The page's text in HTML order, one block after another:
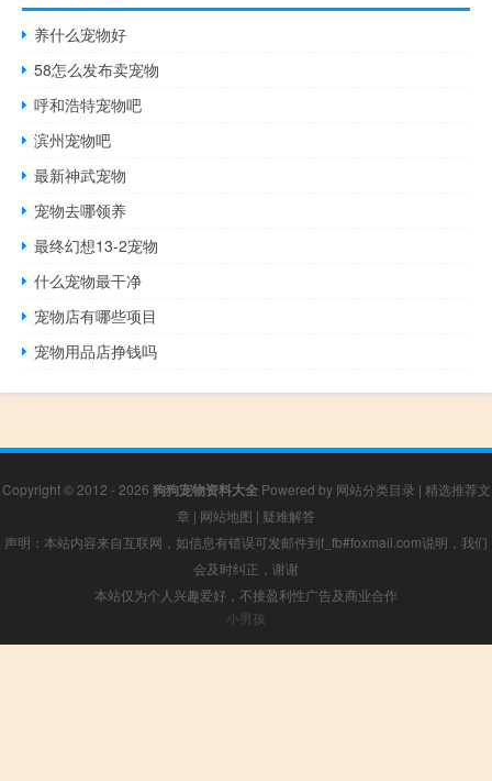
养什么宠物好
58怎么发布卖宠物
呼和浩特宠物吧
滨州宠物吧
最新神武宠物
宠物去哪领养
最终幻想13-2宠物
什么宠物最干净
宠物店有哪些项目
宠物用品店挣钱吗
Copyright © 2012 - 2026 狗狗宠物资料大全Powered by 网站分类目录 | 精选推荐文
章 | 网站地图 | 疑难解答
声明：本站内容来自互联网，如信息有错误可发邮件到f_fb#foxmail.com说明，我们
会及时纠正，谢谢
本站仅为个人兴趣爱好，不接盈利性广告及商业合作
小男孩